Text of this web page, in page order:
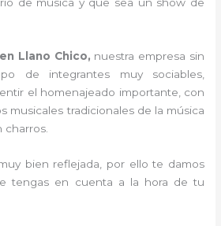
Llano Chico, nuestra empresa sin
de integrantes muy sociables,
el homenajeado importante, con
musicales tradicionales de la música
charros.
bien reflejada, por ello te damos
tengas en cuenta a la hora de tu